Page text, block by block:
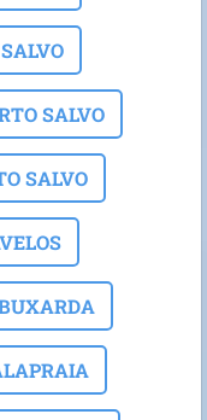
SALVO
SALVO